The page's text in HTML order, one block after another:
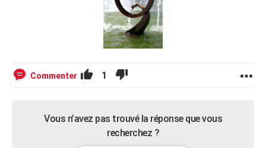
Commenter 1
Vous n’avez pas trouvé la réponse que vous
recherchez ?